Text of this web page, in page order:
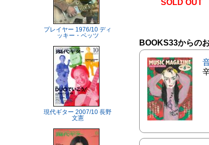
プレイヤー 1976/10 ディ
ッキー・ベッツ
現代ギター 2007/10 長野
文憲
SOLD OUT
BOOKS33からの